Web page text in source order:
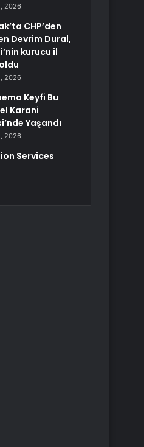
2026
CHP’den
Devrim Dural,
kurucu il
2026
Keyfi Bu
Karani
Yaşandı
2026
Services